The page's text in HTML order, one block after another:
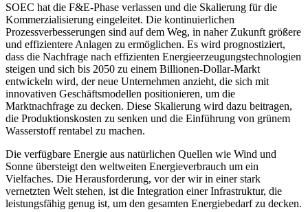
SOEC hat die F&E-Phase verlassen und die Skalierung für die
Kommerzialisierung eingeleitet. Die kontinuierlichen
Prozessverbesserungen sind auf dem Weg, in naher Zukunft größere
und effizientere Anlagen zu ermöglichen. Es wird prognostiziert,
dass die Nachfrage nach effizienten Energieerzeugungstechnologien
steigen und sich bis 2050 zu einem Billionen-Dollar-Markt
entwickeln wird, der neue Unternehmen anzieht, die sich mit
innovativen Geschäftsmodellen positionieren, um die
Marktnachfrage zu decken. Diese Skalierung wird dazu beitragen,
die Produktionskosten zu senken und die Einführung von grünem
Wasserstoff rentabel zu machen.
Die verfügbare Energie aus natürlichen Quellen wie Wind und
Sonne übersteigt den weltweiten Energieverbrauch um ein
Vielfaches. Die Herausforderung, vor der wir in einer stark
vernetzten Welt stehen, ist die Integration einer Infrastruktur, die
leistungsfähig genug ist, um den gesamten Energiebedarf zu decken.